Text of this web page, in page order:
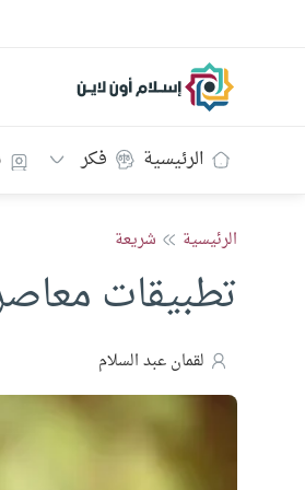
إسلام أون لاين
الرئيسية فكر
الرئيسية شريعة
تطبيقات
لقمان عبد السلام